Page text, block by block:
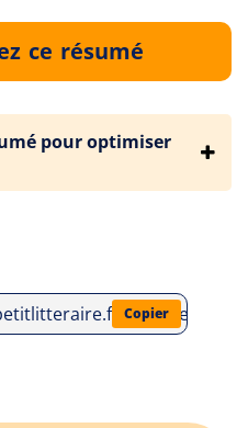
ce résumé
pour optimiser
analyses-
Copier